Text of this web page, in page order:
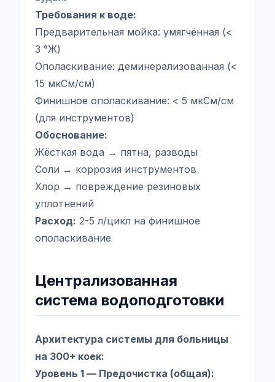
Требования к воде:
Предварительная мойка: умягчённая (<
3 °Ж)
Ополаскивание: деминерализованная (<
15 мкСм/см)
Финишное ополаскивание: < 5 мкСм/см
(для инструментов)
Обоснование:
Жёсткая вода → пятна, разводы
Соли → коррозия инструментов
Хлор → повреждение резиновых
уплотнений
Расход: 2-5 л/цикл на финишное
ополаскивание
Централизованная
система водоподготовки
Архитектура системы для больницы
на 300+ коек:
Уровень 1 — Предочистка (общая):